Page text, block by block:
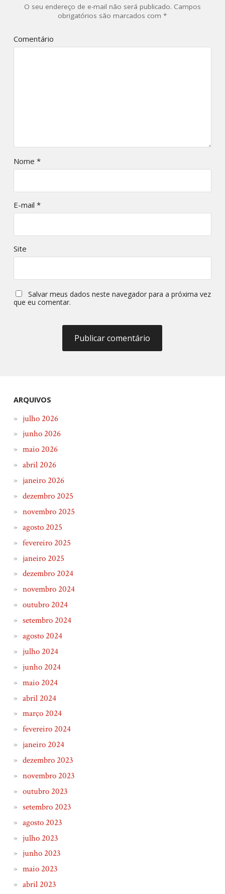
O seu endereço de e-mail não será publicado. Campos
obrigatórios são marcados com*
Comentário
Nome *
E-mail *
Site
Salvar meus dados neste navegador para a próxima vez
que eu comentar.
ARQUIVOS
julho 2026
junho 2026
maio 2026
abril 2026
janeiro 2026
dezembro 2025
novembro 2025
agosto 2025
fevereiro 2025
janeiro 2025
dezembro 2024
novembro 2024
outubro 2024
setembro 2024
agosto 2024
julho 2024
junho 2024
maio 2024
abril 2024
março 2024
fevereiro 2024
janeiro 2024
dezembro 2023
novembro 2023
outubro 2023
setembro 2023
agosto 2023
julho 2023
junho 2023
maio 2023
abril 2023